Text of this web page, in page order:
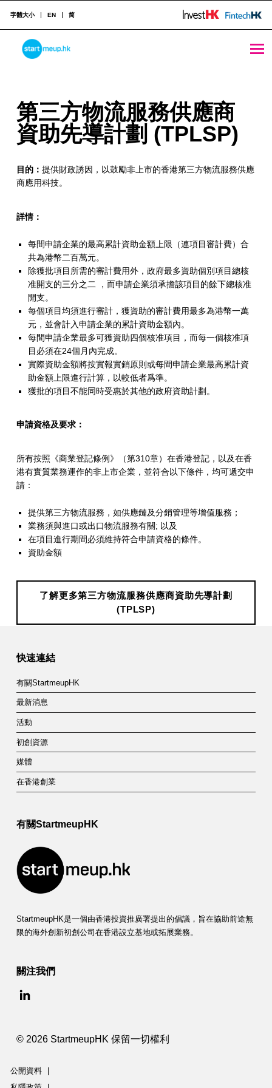
第三方物流服務供應商資助先導計劃 (TPLSP) - StartmeupHK
STARTMEUPHK
STARTMEUPHK FESTIVAL IS THE LEADING STARTUP AND INNOVATION CONFERENCE EVENT IN HONG KONG
字體大小 EN 简
第
三
物
服
務
供
應
商
資
助
先
導
計
(
T
P
L
S
第三方物流服務供應商
資助先導計劃 (TPLSP)
目的： 提供財政誘因，以鼓勵非上市的香港第三方物流服務供應
商應用科技。
詳情：
每間申請企業的最高累計資助金額上限（連項目審計費）合
共為港幣二百萬元。
除獲批項目所需的審計費用外，政府最多資助個別項目總核
准開支的三分之二 ，而申請企業須承擔該項目的餘下總核准
開支。
每個項目均須進行審計，獲資助的審計費用最多為港幣一萬
元，並會計入申請企業的累計資助金額內。
每間申請企業最多可獲資助四個核准項目，而每一個核准項
目必須在24個月內完成。
實際資助金額將按實報實銷原則或每間申請企業最高累計資
助金額上限進行計算，以較低者爲準。
獲批的項目不能同時受惠於其他的政府資助計劃。
申請資格及要求：
所有按照《商業登記條例》（第310章）在香港登記，以及在香
港有實質業務運作的非上市企業，並符合以下條件，均可遞交申
請：
提供第三方物流服務，如供應鏈及分銷管理等增值服務；
業務須與進口或出口物流服務有關; 以及
在項目進行期間必須維持符合申請資格的條件。
資助金額
了解更多第三方物流服務供應商資助先導計劃
(TPLSP)
Skip back to main navigation
快速連結
有關StartmeupHK
最新消息
活動
初創資源
媒體
在香港創業
有關StartmeupHK
StartmeupHK是一個由香港投資推廣署提出的倡議，旨在協助前途無
限的海外創新初創公司在香港設立基地或拓展業務。
關注我們
© 2026 StartmeupHK 保留一切權利
公開資料